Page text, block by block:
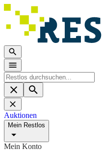
Auktionen
Mein Restlos
Mein Konto